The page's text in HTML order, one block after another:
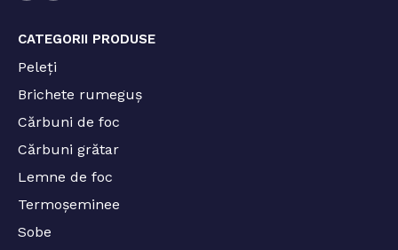
CATEGORII PRODUSE
Peleți
Brichete rumeguș
Cărbuni de foc
Cărbuni grătar
Lemne de foc
Termoșeminee
Sobe